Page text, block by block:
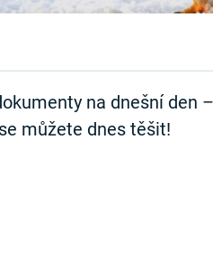
na dnešní den
můžete dnes těšit!